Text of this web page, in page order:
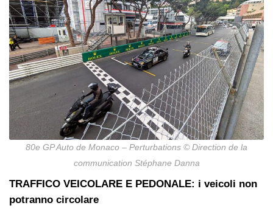
80e GP Auto de Monaco – Perturbations © Direction de la
communication Stéphane Danna
TRAFFICO VEICOLARE E PEDONALE: i veicoli non
potranno circolare